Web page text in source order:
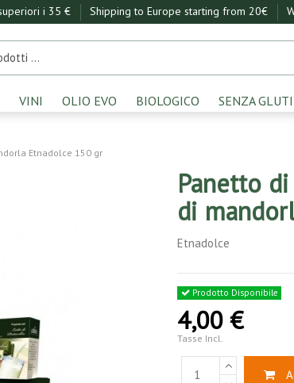
i 35 € Shipping to Europe starting from 20€
VINI OLIO EVO BIOLOGICO SENZA
Etnadolce 150 gr
Panetto
di
Etnadolce
Prodotto Disponibile
4,00 €
Tasse Incl.